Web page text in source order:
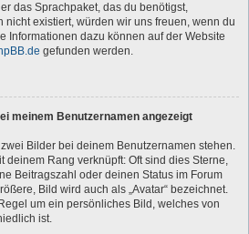
das Sprachpaket, das du benötigst,
nicht existiert, würden wir uns freuen, wenn du
Informationen dazu können auf der Website
gefunden werden.
meinem Benutzernamen angezeigt
Bilder bei deinem Benutzernamen stehen.
deinem Rang verknüpft: Oft sind dies Sterne,
Beitragszahl oder deinen Status im Forum
Bild wird auch als „Avatar“ bezeichnet.
um ein persönliches Bild, welches von
ist.